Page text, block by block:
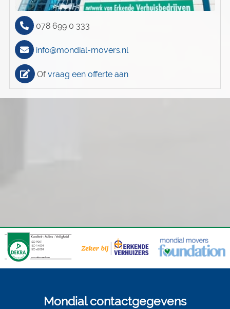
078 699 0 333
info@mondial-movers.nl
Ofvraag een offerte aan
Mondial contactgegevens